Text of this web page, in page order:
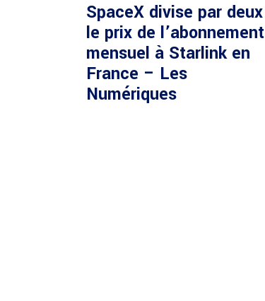
SpaceX divise par deux
le prix de l’abonnement
mensuel à Starlink en
France – Les
Numériques